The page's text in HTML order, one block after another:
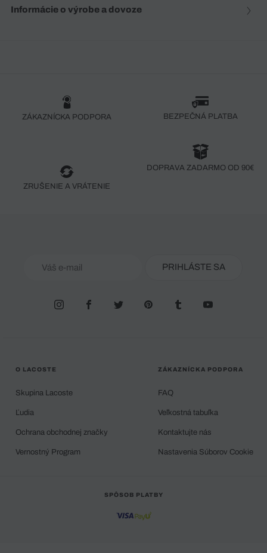
Informácie o výrobe a dovoze
ZÁKAZNÍCKA PODPORA BEZPEČNÁ PLATBA
ZRUŠENIE A VRÁTENIE
DOPRAVA ZADARMO OD 90€
PRIHLÁSTE SA
O LACOSTE
Skupina Lacoste
Ľudia
Ochrana obchodnej značky
Vernostný Program
ZÁKAZNÍCKA PODPORA
FAQ
Veľkostná tabuľka
Kontaktujte nás
Nastavenia Súborov Cookie
SPÔSOB PLATBY